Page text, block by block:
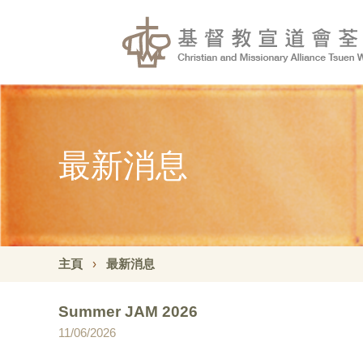
最新消息
主頁 最新消息
Summer JAM 2026
11/06/2026